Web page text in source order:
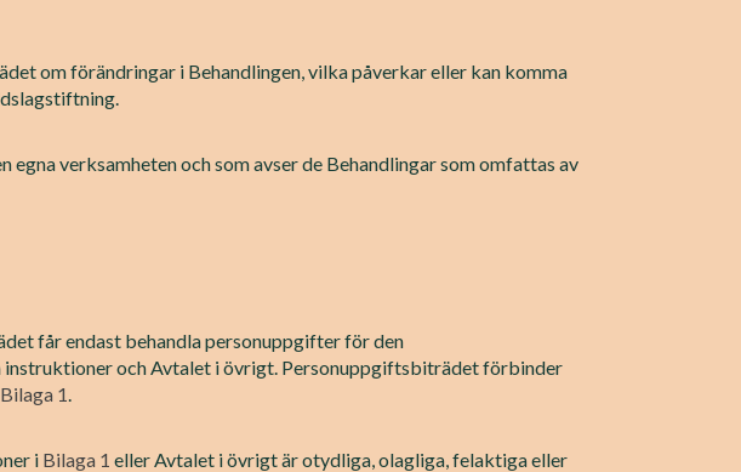
om förändringar i Behandlingen, vilka påverkar eller kan komma
verksamheten och som avser de Behandlingar som omfattas av
får endast behandla personuppgifter för den
och Avtalet i övrigt. Personuppgiftsbiträdet förbinder
Bilaga 1.
i Bilaga 1 eller Avtalet i övrigt är otydliga, olagliga, felaktiga eller